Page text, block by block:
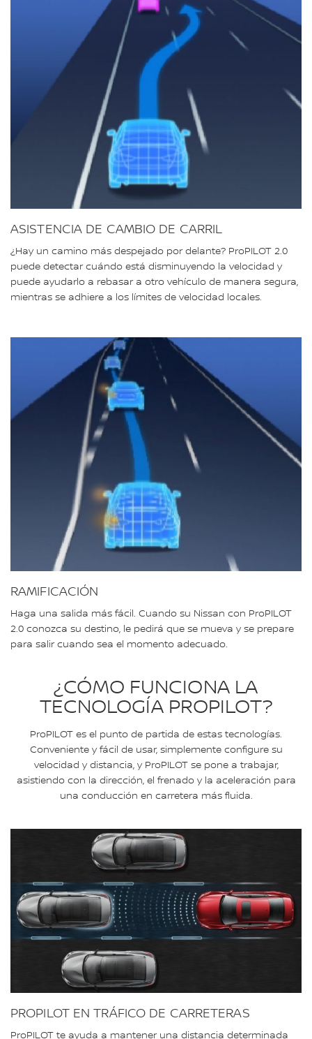
ASISTENCIA DE CAMBIO DE CARRIL
¿Hay un camino más despejado por delante? ProPILOT 2.0
puede detectar cuándo está disminuyendo la velocidad y
puede ayudarlo a rebasar a otro vehículo de manera segura,
mientras se adhiere a los límites de velocidad locales.
RAMIFICACIÓN
Haga una salida más fácil. Cuando su Nissan con ProPILOT
2.0 conozca su destino, le pedirá que se mueva y se prepare
para salir cuando sea el momento adecuado.
¿CÓMO FUNCIONA LA
TECNOLOGÍA PROPILOT?
ProPILOT es el punto de partida de estas tecnologías.
Conveniente y fácil de usar, simplemente configure su
velocidad y distancia, y ProPILOT se pone a trabajar,
asistiendo con la dirección, el frenado y la aceleración para
una conducción en carretera más fluida.
PROPILOT EN TRÁFICO DE CARRETERAS
ProPILOT te ayuda a mantener una distancia determinada